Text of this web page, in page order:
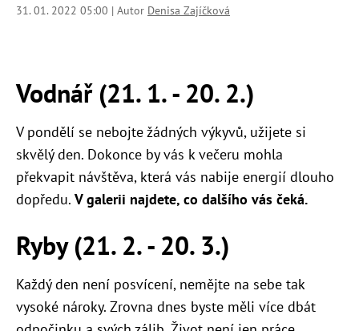
31. 01. 2022 05:00 | Autor Denisa Zajíčková
Vodnář (21. 1. - 20. 2.)
V pondělí se nebojte žádných výkyvů, užijete si
skvělý den. Dokonce by vás k večeru mohla
překvapit návštěva, která vás nabije energií dlouho
dopředu. V galerii najdete, co dalšího vás čeká.
Ryby (21. 2. - 20. 3.)
Každý den není posvícení, nemějte na sebe tak
vysoké nároky. Zrovna dnes byste měli více dbát